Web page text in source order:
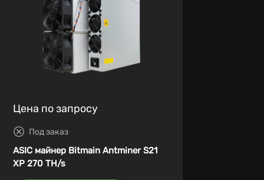
Цена по запросу
Под заказ
ASIC майнер Bitmain Antminer S21
XP 270 TH/s